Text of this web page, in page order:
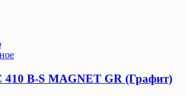
B-S MAGNET GR (Графит)